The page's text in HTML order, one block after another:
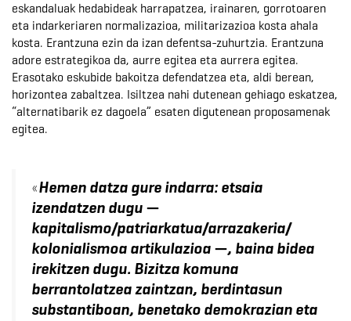
eskandaluak hedabideak harrapatzea, irainaren, gorrotoaren
eta indarkeriaren normalizazioa, militarizazioa kosta ahala
kosta. Erantzuna ezin da izan defentsa-zuhurtzia. Erantzuna
adore estrategikoa da, aurre egitea eta aurrera egitea.
Erasotako eskubide bakoitza defendatzea eta, aldi berean,
horizontea zabaltzea. Isiltzea nahi dutenean gehiago eskatzea,
“alternatibarik ez dagoela” esaten digutenean proposamenak
egitea.
«Hemen datza gure indarra: etsaia
izendatzen dugu —
kapitalismo/patriarkatua/arrazakeria/
kolonialismoa artikulazioa —, baina bidea
irekitzen dugu. Bizitza komuna
berrantolatzea zaintzan, berdintasun
substantiboan, benetako demokrazian eta